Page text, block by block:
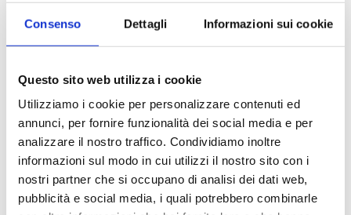
Consenso Dettagli Informazioni sui cookie
Questo sito web utilizza i cookie
Utilizziamo i cookie per personalizzare contenuti ed
annunci, per fornire funzionalità dei social media e per
analizzare il nostro traffico. Condividiamo inoltre
informazioni sul modo in cui utilizzi il nostro sito con i
nostri partner che si occupano di analisi dei dati web,
pubblicità e social media, i quali potrebbero combinarle
Firma Digitale –
Identificazione
48,80€-77,00€Fascia
di
prezzo:
da
48,80 €
a
Sale!